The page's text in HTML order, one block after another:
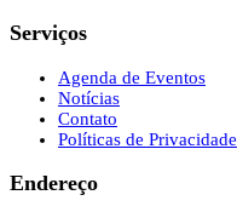
Serviços
Agenda de Eventos
Notícias
Contato
Políticas de Privacidade
Endereço